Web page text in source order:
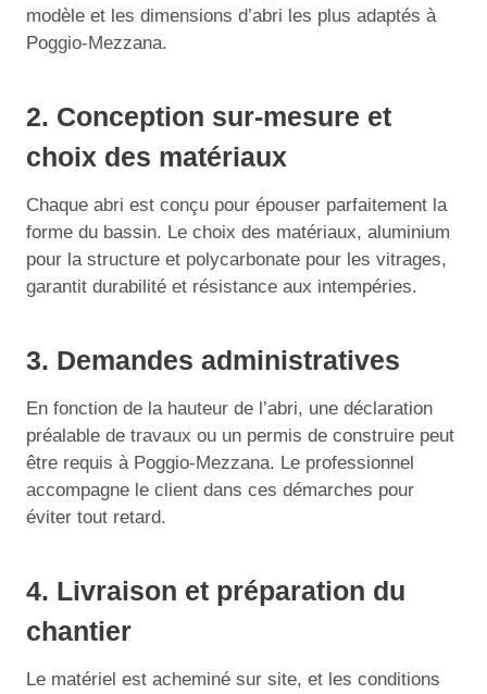
modèle et les dimensions d’abri les plus adaptés à
Poggio-Mezzana.
2. Conception sur-mesure et
choix des matériaux
Chaque abri est conçu pour épouser parfaitement la
forme du bassin. Le choix des matériaux, aluminium
pour la structure et polycarbonate pour les vitrages,
garantit durabilité et résistance aux intempéries.
3. Demandes administratives
En fonction de la hauteur de l’abri, une déclaration
préalable de travaux ou un permis de construire peut
être requis à Poggio-Mezzana. Le professionnel
accompagne le client dans ces démarches pour
éviter tout retard.
4. Livraison et préparation du
chantier
Le matériel est acheminé sur site, et les conditions